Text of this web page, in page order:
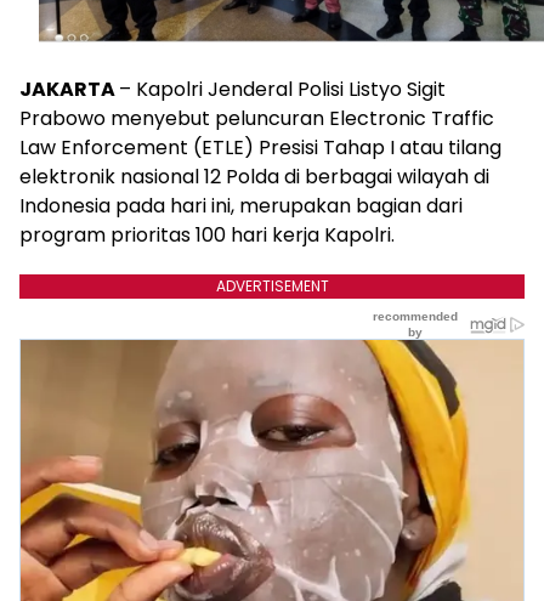
JAKARTA– Kapolri Jenderal Polisi Listyo Sigit
Prabowo menyebut peluncuran Electronic Traffic
Law Enforcement (ETLE) Presisi Tahap I atau tilang
elektronik nasional 12 Polda di berbagai wilayah di
Indonesia pada hari ini, merupakan bagian dari
program prioritas 100 hari kerja Kapolri.
ADVERTISEMENT